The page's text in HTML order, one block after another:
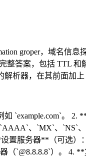
groper，域名信息
整答案，包括 TTL 和
析器，在其前面加上
`example.com`。 2.
、`MX`、`NS`、
置服务器**（可选）
（`@8.8.8.8`）。 4.